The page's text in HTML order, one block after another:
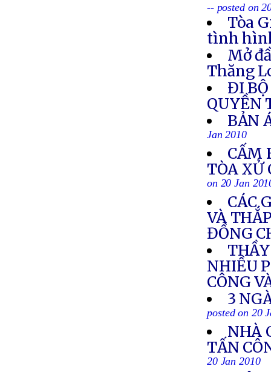
-- posted on
Tòa
tình
Mở
Thăng
ĐI
QUYỀN
BẢN
Jan 2010
CẤM
TÒA XỬ
on 20 Jan
CÁC
VÀ
ĐỒNG
NHIỀU
CÔNG
3
posted on 20
NHÀ
TẤN
20 Jan 2010